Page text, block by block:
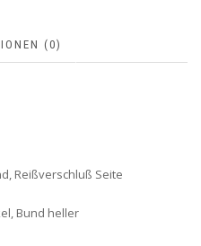
(0)
Reißverschluß Seite
Bund heller